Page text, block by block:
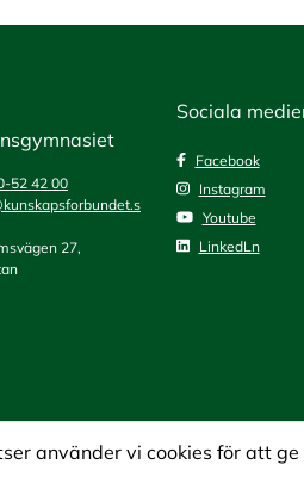
52 42 00
27,
Sociala
Facebook
Instagram
Youtube
LinkedLn
använder vi cookies för att